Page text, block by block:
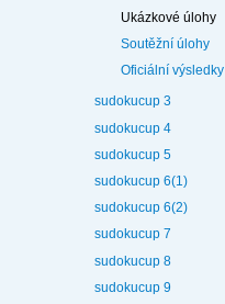
Ukázkové úlohy
Soutěžní úlohy
Oficiální výsledky
sudokucup 3
sudokucup 4
sudokucup 5
sudokucup 6(1)
sudokucup 6(2)
sudokucup 7
sudokucup 8
sudokucup 9